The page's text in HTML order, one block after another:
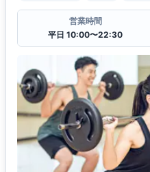
営業時間
平日 10:00〜22:30